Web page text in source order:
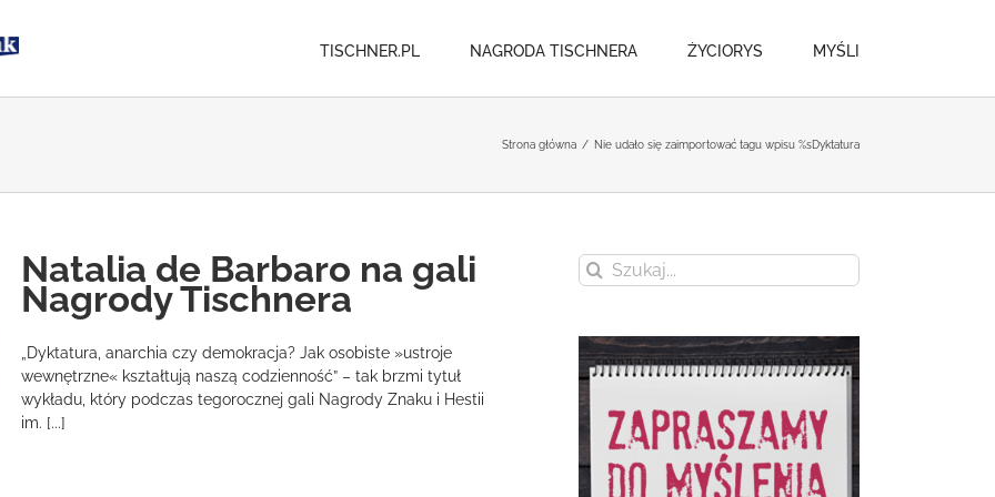
TISCHNER.PL NAGRODA TISCHNERA ŻYCIORYS MYŚLI
Strona główna / Nie udało się zaimportować tagu wpisu %sDyktatura
Natalia de Barbaro na gali
Nagrody Tischnera
„Dyktatura, anarchia czy demokracja? Jak osobiste »ustroje
wewnętrzne« kształtują naszą codzienność” – tak brzmi tytuł
wykładu, który podczas tegorocznej gali Nagrody Znaku i Hestii
im. [...]
Szukaj